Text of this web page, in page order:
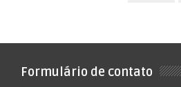
Formulário de contato